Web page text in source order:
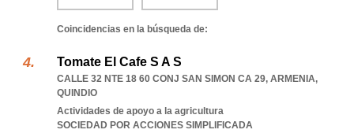
Coincidencias en la búsqueda de:
Tomate El Cafe S A S
CALLE 32 NTE 18 60 CONJ SAN SIMON CA 29, ARMENIA,
QUINDIO
Actividades de apoyo a la agricultura
SOCIEDAD POR ACCIONES SIMPLIFICADA